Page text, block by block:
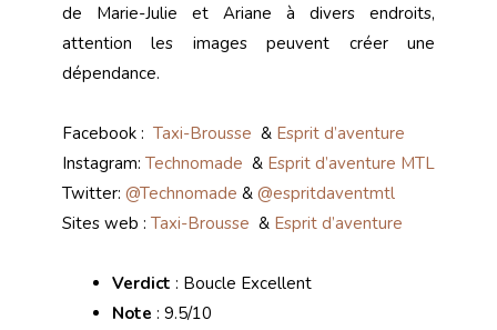
de Marie-Julie et Ariane à divers endroits,
attention les images peuvent créer une
dépendance.
Facebook : Taxi-Brousse & Esprit d’aventure
Instagram: Technomade & Esprit d’aventure MTL
Twitter: @Technomade & @espritdaventmtl
Sites web : Taxi-Brousse & Esprit d’aventure
Verdict : Boucle Excellent
Note : 9.5/10